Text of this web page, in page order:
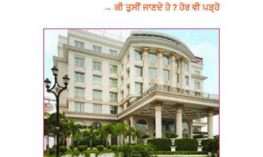
→ ਕੀ ਤੁਸੀਂ ਜਾਣਦੇ ਹੋ ? ਹੋਰ ਵੀ ਪੜ੍ਹੋ